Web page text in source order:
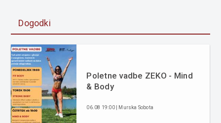
Dogodki
Poletne vadbe ZEKO - Mind
& Body
06.08 19:00 | Murska Sobota